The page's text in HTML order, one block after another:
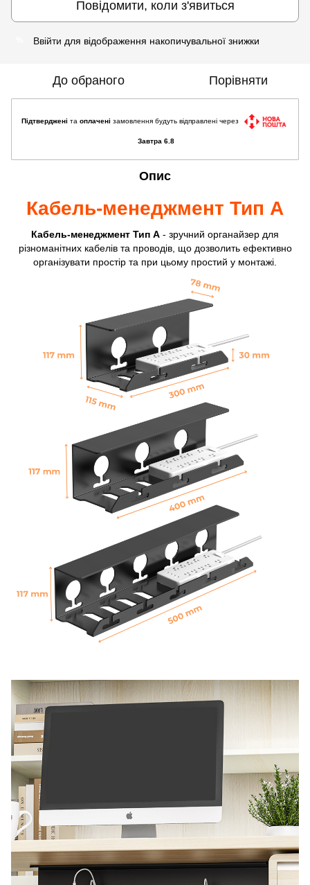
Повідомити, коли з'явиться
Ввійти для відображення накопичувальної знижки
До обраного Порівняти
Підтверджені та оплачені замовлення будуть відправлені через
Завтра 6.8
Опис
Кабель-менеджмент Тип А
Кабель-менеджмент Тип А - зручний органайзер для
різноманітних кабелів та проводів, що дозволить ефективно
організувати простір та при цьому простий у монтажі.